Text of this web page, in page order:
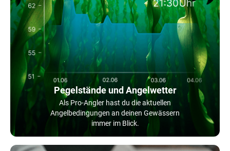
Pegelstände und Angelwetter
Als Pro-Angler hast du die aktuellen
Angelbedingungen an deinen Gewässern
immer im Blick.